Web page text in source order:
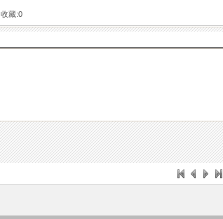
藏:0